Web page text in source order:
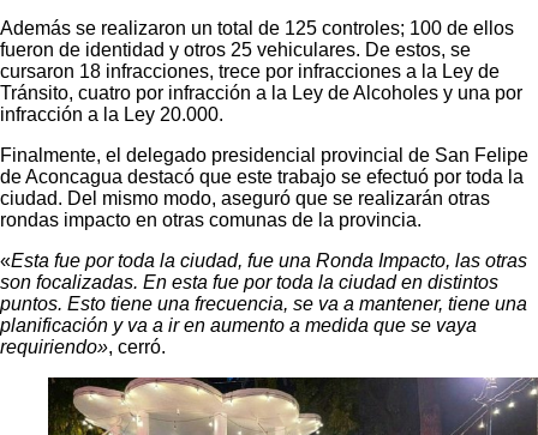
Además se realizaron un total de 125 controles; 100 de ellos
fueron de identidad y otros 25 vehiculares. De estos, se
cursaron 18 infracciones, trece por infracciones a la Ley de
Tránsito, cuatro por infracción a la Ley de Alcoholes y una por
infracción a la Ley 20.000.
Finalmente, el delegado presidencial provincial de San Felipe
de Aconcagua destacó que este trabajo se efectuó por toda la
ciudad. Del mismo modo, aseguró que se realizarán otras
rondas impacto en otras comunas de la provincia.
«Esta fue por toda la ciudad, fue una Ronda Impacto, las otras
son focalizadas. En esta fue por toda la ciudad en distintos
puntos. Esto tiene una frecuencia, se va a mantener, tiene una
planificación y va a ir en aumento a medida que se vaya
requiriendo», cerró.